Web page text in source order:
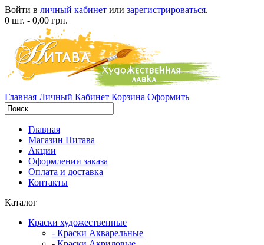
Войти в личный кабинет или зарегистрироваться.
0 шт. - 0,00 грн.
Главная Личный Кабинет Корзина Оформить
Главная
Магазин Нитава
Акции
Оформлении заказа
Оплата и доставка
Контакты
Каталог
Краски художественные
- Краски Акварельные